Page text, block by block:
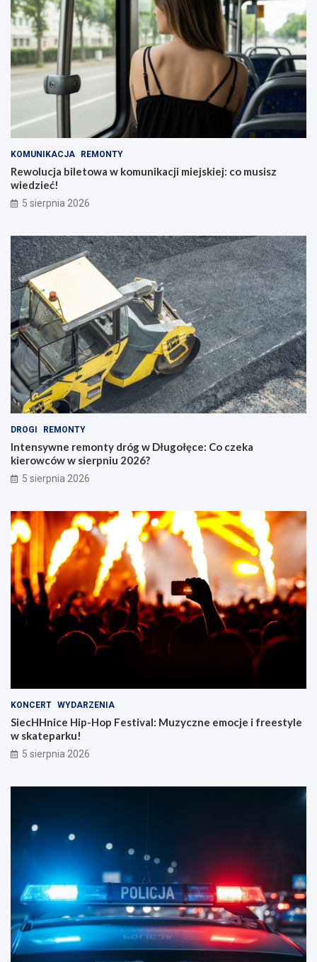
KOMUNIKACJA REMONTY
Rewolucja biletowa w komunikacji miejskiej: co musisz
wiedzieć!
5 sierpnia 2026
DROGI REMONTY
Intensywne remonty dróg w Długołęce: Co czeka
kierowców w sierpniu 2026?
5 sierpnia 2026
KONCERT WYDARZENIA
SiecHHnice Hip-Hop Festival: Muzyczne emocje i freestyle
w skateparku!
5 sierpnia 2026